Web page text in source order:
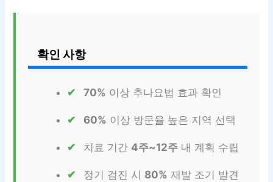
확인 사항
70% 이상 추나요법 효과 확인
60% 이상 방문율 높은 지역 선택
치료 기간 4주~12주 내 계획 수립
정기 검진 시 80% 재발 조기 발견